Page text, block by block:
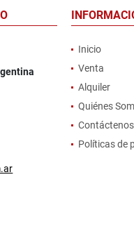
Inicio
Venta
Alquiler
Quiénes
Contáctenos
Políticas de